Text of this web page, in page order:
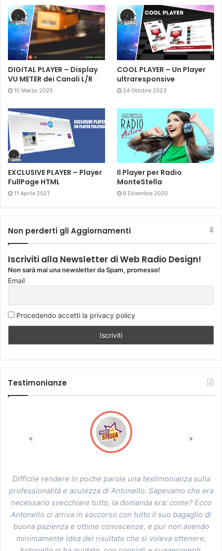
DIGITAL PLAYER – Display
VU METER dei Canali L/R
10 Marzo 2025
COOL PLAYER – Un Player
ultraresponsive
24 Ottobre 2023
EXCLUSIVE PLAYER – Player
FullPage HTML
11 Aprile 2021
Il Player per Radio
MonteStella
9 Dicembre 2020
Non perderti gli Aggiornamenti
Iscriviti alla Newsletter di Web Radio Design!
Non sarà mai una newsletter da Spam, promesso!
Email
Procedendo accetti la privacy policy
Testimonianze
sulla
era
Ecco
di
Sono stato soddisfattissimo della collaborazione,
professionalità con tempistica velocissima e serietà
realizzare il player HTML ed il LOGO della Radio per
le mie richieste anche con tanta pazienza da parte
Tornassi indietro rifarei la stessa scelta, perchè è la
più che giusta !!
< >